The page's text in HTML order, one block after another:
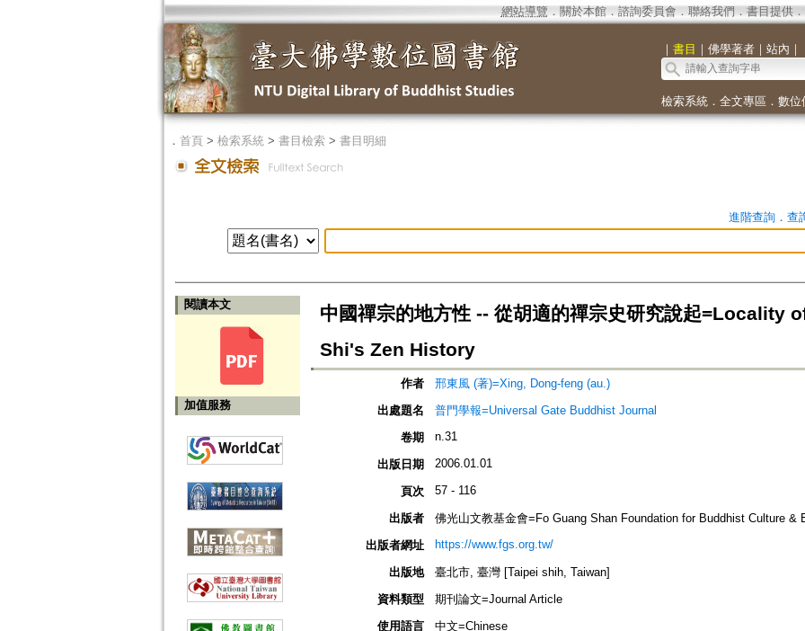
網站導覽 ． 關於本館． 諮詢委員會． 聯絡我們 ． 書目提供．
｜ 書目 ｜ 佛學著者｜ 站內 ｜
檢索系統． 全文專區 ． 數位
． 首頁> 檢索系統> 書目檢索> 書目明細
進階查詢． 查
閱讀本文
加值服務
中國禪宗的地方性 -- 從胡適的禪宗史研究說起=Locality
Shi's Zen History
作者
邢東風 (著)=Xing, Dong-feng (au.)
出處題名
普門學報=Universal Gate Buddhist Journal
卷期
n.31
出版日期 2006.01.01
頁次 57 - 116
出版者
佛光山文教基金會=Fo Guang Shan Foundation for Buddhist Culture &
出版者網址
https://www.fgs.org.tw/
出版地
臺北市, 臺灣 [Taipei shih, Taiwan]
資料類型
期刊論文=Journal Article
使用語言
中文=Chinese